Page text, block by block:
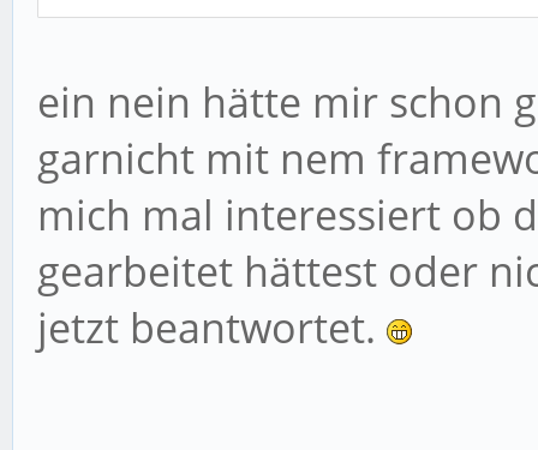
ein nein hätte mir schon
garnicht mit nem
mich mal interessiert ob
gearbeitet hättest oder
jetzt beantwortet.